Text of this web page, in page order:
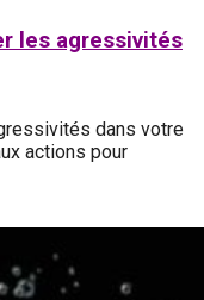
les agressivités
dans votre
actions pour